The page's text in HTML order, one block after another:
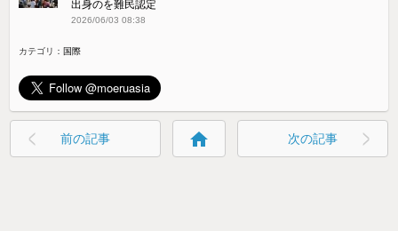
出身のを難民認定
2026/06/03 08:38
カテゴリ： 国際
前の記事 home 次の記事